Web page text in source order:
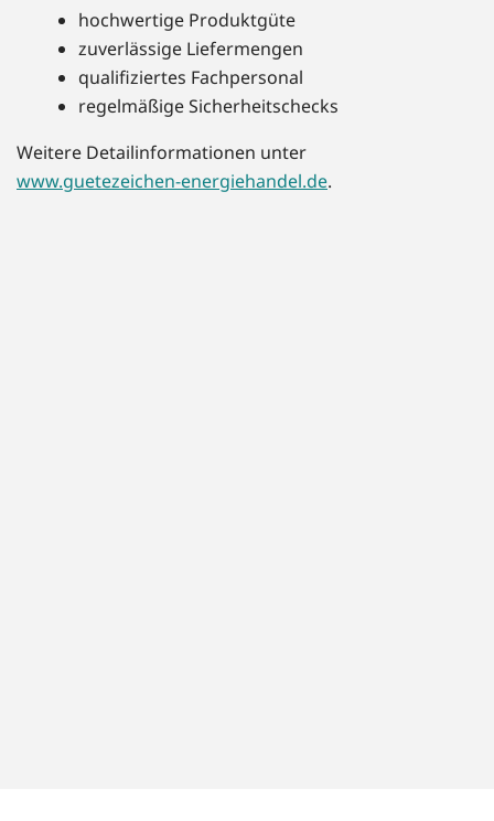
hochwertige Produktgüte
zuverlässige Liefermengen
qualifiziertes Fachpersonal
regelmäßige Sicherheitschecks
Weitere Detailinformationen unter
www.guetezeichen-energiehandel.de.